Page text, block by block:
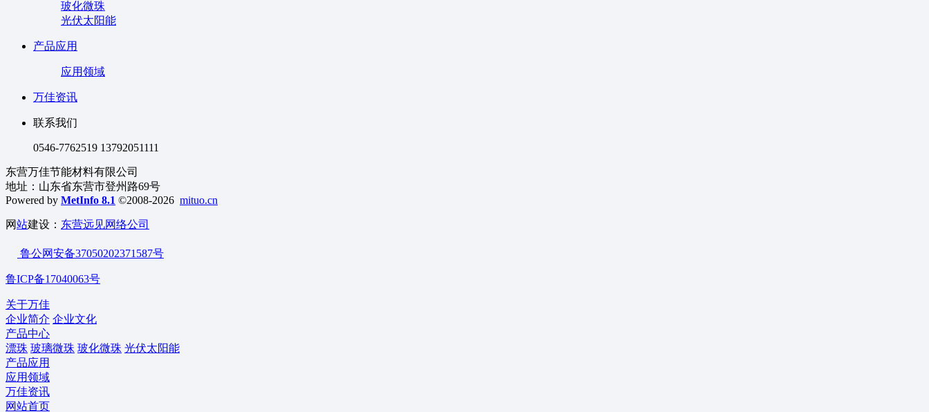
玻化微珠
光伏太阳能
产品应用
应用领域
万佳资讯
联系我们
0546-7762519 13792051111
东营万佳节能材料有限公司
地址：山东省东营市登州路69号
Powered by MetInfo 8.1 ©2008-2026 mituo.cn
网站建设： 东营远见网络公司
鲁公网安备37050202371587号
鲁ICP备17040063号
关于万佳
企业简介 企业文化
产品中心
漂珠 玻璃微珠 玻化微珠 光伏太阳能
产品应用
应用领域
万佳资讯
网站首页